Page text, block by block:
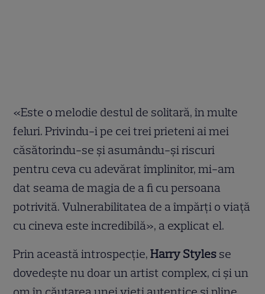
«Este o melodie destul de solitară, în multe
feluri. Privindu-i pe cei trei prieteni ai mei
căsătorindu-se și asumându-și riscuri
pentru ceva cu adevărat împlinitor, mi-am
dat seama de magia de a fi cu persoana
potrivită. Vulnerabilitatea de a împărți o viață
cu cineva este incredibilă», a explicat el.
Prin această introspecție,Harry Styles se
dovedește nu doar un artist complex, ci și un